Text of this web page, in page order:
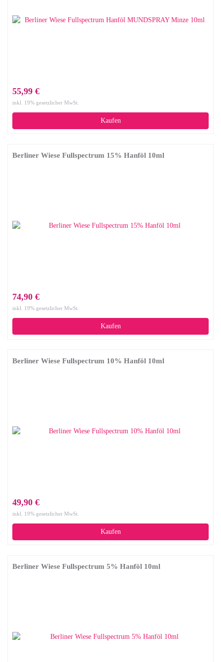
55,99 €
inkl. 19% gesetzlicher MwSt.
Kaufen
Berliner Wiese Fullspectrum 15% Hanföl 10ml
74,90 €
inkl. 19% gesetzlicher MwSt.
Kaufen
Berliner Wiese Fullspectrum 10% Hanföl 10ml
49,90 €
inkl. 19% gesetzlicher MwSt.
Kaufen
Berliner Wiese Fullspectrum 5% Hanföl 10ml